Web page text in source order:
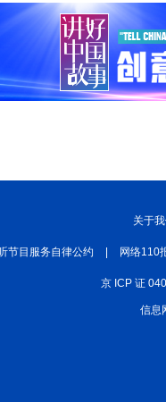
关于
节目服务自律公约 网络110
京 ICP 证
信息